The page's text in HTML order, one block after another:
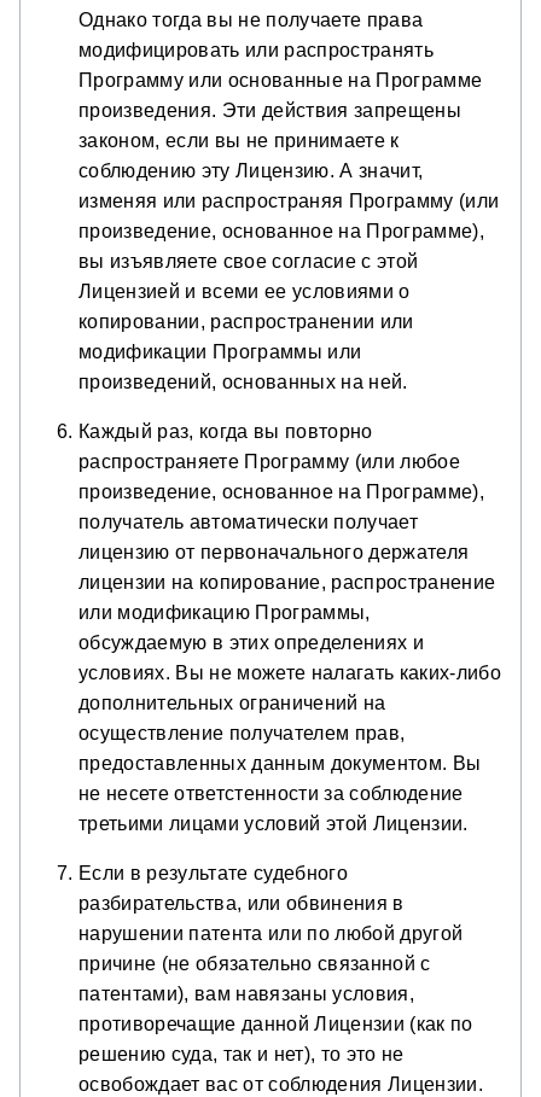
Однако тогда вы не получаете права
модифицировать или распространять
Программу или основанные на Программе
произведения. Эти действия запрещены
законом, если вы не принимаете к
соблюдению эту Лицензию. А значит,
изменяя или распространяя Программу (или
произведение, основанное на Программе),
вы изъявляете свое согласие с этой
Лицензией и всеми ее условиями о
копировании, распространении или
модификации Программы или
произведений, основанных на ней.
Каждый раз, когда вы повторно
распространяете Программу (или любое
произведение, основанное на Программе),
получатель автоматически получает
лицензию от первоначального держателя
лицензии на копирование, распространение
или модификацию Программы,
обсуждаемую в этих определениях и
условиях. Вы не можете налагать каких-либо
дополнительных ограничений на
осуществление получателем прав,
предоставленных данным документом. Вы
не несете ответстенности за соблюдение
третьими лицами условий этой Лицензии.
Если в результате судебного
разбирательства, или обвинения в
нарушении патента или по любой другой
причине (не обязательно связанной с
патентами), вам навязаны условия,
противоречащие данной Лицензии (как по
решению суда, так и нет), то это не
освобождает вас от соблюдения Лицензии.